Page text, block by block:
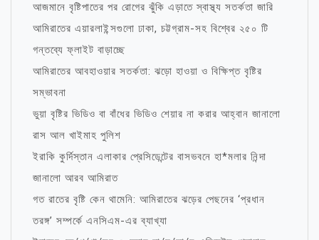
আজমানে বৃষ্টিপাতের পর রোগের ঝুঁকি এড়াতে স্বাস্থ্য সতর্কতা জারি
আমিরাতের এয়ারলাইন্সগুলো ঢাকা, চট্টগ্রাম-সহ বিশ্বের ২৫০ টি
গন্তব্যে ফ্লাইট বাড়াচ্ছে
আমিরাতের আবহাওয়ার সতর্কতা: ঝড়ো হাওয়া ও বিক্ষিপ্ত বৃষ্টির
সম্ভাবনা
ভুয়া বৃষ্টির ভিডিও বা বাঁধের ভিডিও শেয়ার না করার আহ্বান জানালো
রাস আল খাইমাহ পুলিশ
ইরাকি কুর্দিস্তান এলাকার প্রেসিডেন্টের বাসভবনে হা*মলার নিন্দা
জানালো আরব আমিরাত
গত রাতের বৃষ্টি কেন থামেনি: আমিরাতের ঝড়ের পেছনের ‘প্রধান
তরঙ্গ’ সম্পর্কে এনসিএম-এর ব্যাখ্যা